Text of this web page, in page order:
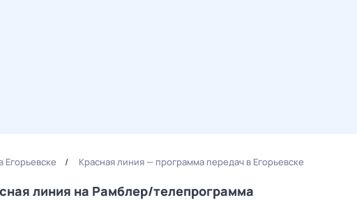
Егорьевске Красная линия — программа передач в Егорьевске
линия на Рамблер/телепрограмма